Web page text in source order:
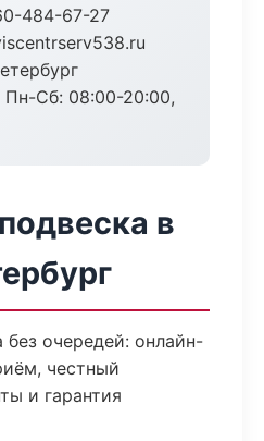
484-67-27
Пн-Сб: 08:00-20:00,
в
без очередей: онлайн-
честный
и гарантия